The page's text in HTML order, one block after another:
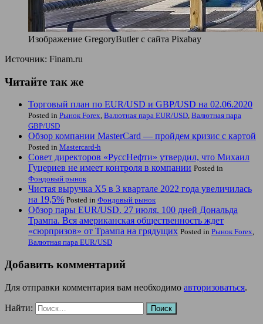
Изображение GregoryButler с сайта Pixabay
Источник: Finam.ru
Читайте так же
Торговый план по EUR/USD и GBP/USD на 02.06.2020
Posted in Рынок Forex, Валютная пара EUR/USD, Валютная пара
GBP/USD
Обзор компании MasterCard — пройдем кризис с картой
Posted in Mastercard-h
Совет директоров «РуссНефти» утвердил, что Михаил
Гуцериев не имеет контроля в компании Posted in
Фондовый рынок
Чистая выручка Х5 в 3 квартале 2022 года увеличилась
на 19,5% Posted in Фондовый рынок
Обзор пары EUR/USD. 27 июля. 100 дней Дональда
Трампа. Вся американская общественность ждет
«сюрпризов» от Трампа на грядущих Posted in Рынок Forex,
Валютная пара EUR/USD
Добавить комментарий
Для отправки комментария вам необходимо авторизоваться.
Найти: